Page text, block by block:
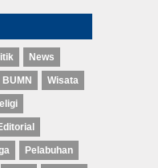
News
BUMN Wisata
Pelabuhan